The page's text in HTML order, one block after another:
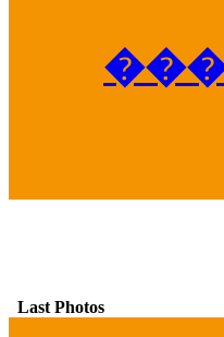
Last Photos